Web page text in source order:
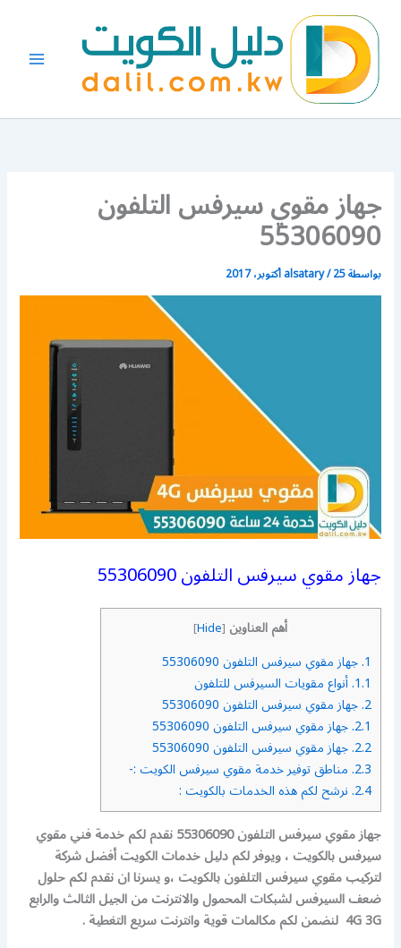
المحتوى
جهاز مقوي سيرفس التلفون
55306090
بواسطة alsatary/25 أكتوبر، 2017
جهاز مقوي سيرفس التلفون 55306090
أهم العناوين [
Hide
]
1. جهاز مقوي سيرفس التلفون 55306090
1.1. أنواع مقويات السيرفس للتلفون
2. جهاز مقوي سيرفس التلفون 55306090
2.1. جهاز مقوي سيرفس التلفون 55306090
2.2. جهاز مقوي سيرفس التلفون 55306090
2.3. مناطق توفير خدمة مقوي سيرفس الكويت :-
2.4. نرشح لكم هذه الخدمات بالكويت :
جهاز مقوي سيرفس التلفون 55306090 نقدم لكم خدمة فني مقوي
سيرفس بالكويت ، ويوفر لكم دليل خدمات الكويت أفضل شركة
لتركيب مقوي سيرفس التلفون بالكويت ،و يسرنا ان نقدم لكم حلول
ضعف السيرفس لشبكات المحمول والانترنت من الجيل الثالث والرابع
4G 3G لنضمن لكم مكالمات قوية وانترنت سريع التغطية .